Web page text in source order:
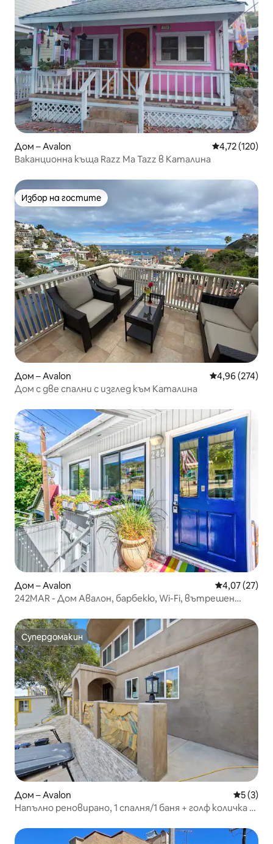
Дом – Avalon Средна
4,72 (120)
Ваканционна къща Razz Ma Tazz в Каталина
Избор на гостите
Избор на гостите
Дом – Avalon Средна
4,96 (274)
Дом с две спални с изглед към Каталина
Дом – Avalon Средна
4,07 (27)
242MAR - Дом Авалон, барбекю, Wi-Fi, вътрешен
Супердомакин
Супердомакин
Дом – Avalon Средна
5 (3)
Напълно реновирано, 1 спалня/1 баня + голф количка +